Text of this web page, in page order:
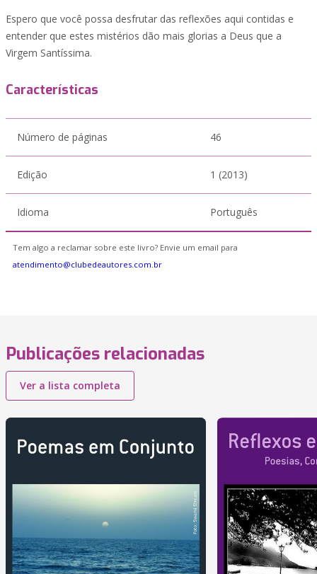
Espero que você possa desfrutar das reflexões aqui contidas e
entender que estes mistérios dão mais glorias a Deus que a
Virgem Santíssima.
Características
Número de páginas 46
Edição 1 (2013)
Idioma Português
Tem algo a reclamar sobre este livro? Envie um email para
atendimento@clubedeautores.com.br
Publicações relacionadas
Ver a lista completa